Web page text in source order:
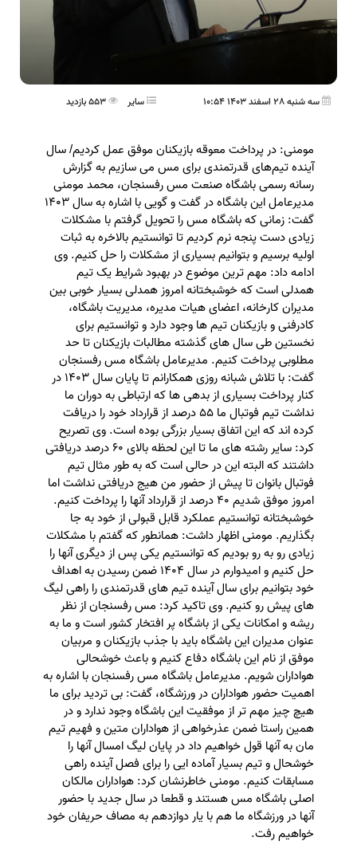
سه شنبه 28 اسفند 1403 10:54 ساير
مومنی: در پرداخت معوقه بازیکنان موفق عمل کردیم/ سال
آینده تیم‌های قدرتمندی برای مس می سازیم به گزارش
رسانه رسمی باشگاه صنعت مس رفسنجان، محمد مومنی
مدیرعامل این باشگاه در گفت و گویی با اشاره به سال 1403
گفت: زمانی که باشگاه مس را تحویل گرفتم با مشکلات
زیادی دست پنجه نرم کردیم تا توانستیم بالاخره به ثبات
اولیه برسیم و بتوانیم بسیاری از مشکلات را حل کنیم. وی
ادامه داد: مهم ترین موضوع در بهبود شرایط یک تیم
همدلی است که خوشبختانه امروز همدلی بسیار خوبی بین
مدیران کارخانه، اعضای هیات مدیره، مدیریت باشگاه،
کادرفنی و بازیکنان تیم ها وجود دارد و توانستیم برای
نخستین طی سال های گذشته مطالبات بازیکنان تا حد
مطلوبی پرداخت کنیم. مدیرعامل باشگاه مس رفسنجان
گفت: با تلاش شبانه روزی همکارانم تا پایان سال 1403 در
کنار پرداخت بسیاری از بدهی ها که ارتباطی به دوران ما
نداشت تیم فوتبال ما 55 درصد از قرارداد خود را دریافت
کرده اند که این اتفاق بسیار بزرگی بوده است. وی تصریح
کرد: سایر رشته های ما تا این لحظه بالای 60 درصد دریافتی
داشتند که البته این در حالی است که به طور مثال تیم
فوتبال بانوان تا پیش از حضور من هیج دریافتی نداشت اما
امروز موفق شدیم 40 درصد از قرارداد آنها را پرداخت کنیم.
خوشبختانه توانستیم عملکرد قابل قبولی از خود به جا
بگذاریم. مومنی اظهار داشت: همانطور که گفتم با مشکلات
زیادی رو به رو بودیم که توانستیم یکی پس از دیگری آنها را
حل کنیم و امیدوارم در سال 1404 ضمن رسیدن به اهداف
خود بتوانیم برای سال آینده تیم های قدرتمندی را راهی لیگ
های پیش رو کنیم. وی تاکید کرد: مس رفسنجان از نظر
ریشه و امکانات یکی از باشگاه پر افتخار کشور است و ما به
عنوان مدیران این باشگاه باید با جذب بازیکنان و مربیان
موفق از نام این باشگاه دفاع کنیم و باعث خوشحالی
هواداران شویم. مدیرعامل باشگاه مس رفسنجان با اشاره به
اهمیت حضور هواداران در ورزشگاه، گفت: بی تردید برای ما
هیچ چیز مهم تر از موفقیت این باشگاه وجود ندارد و در
همین راستا ضمن عذرخواهی از هواداران متین و فهیم تیم
مان به آنها قول خواهیم داد در پایان لیگ امسال آنها را
خوشحال و تیم بسیار آماده ایی را برای فصل آینده راهی
مسابقات کنیم. مومنی خاطرنشان کرد: هواداران مالکان
اصلی باشگاه مس هستند و قطعا در سال جدید با حضور
آنها در ورزشگاه ما هم با یار دوازدهم به مصاف حریفان خود
خواهیم رفت.